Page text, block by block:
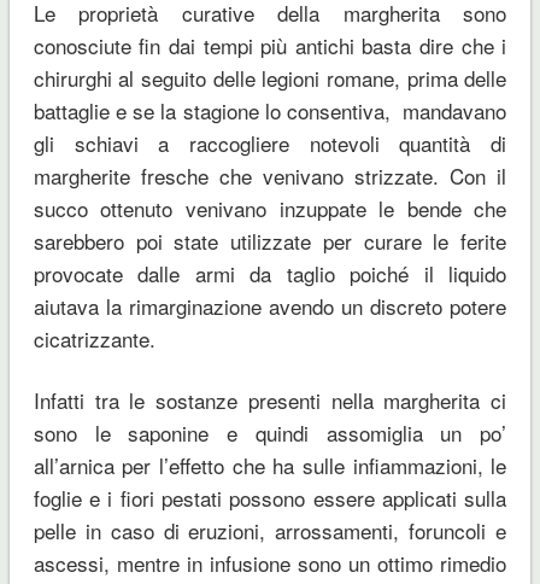
Le proprietà curative della margherita sono
conosciute fin dai tempi più antichi basta dire che i
chirurghi al seguito delle legioni romane, prima delle
battaglie e se la stagione lo consentiva, mandavano
gli schiavi a raccogliere notevoli quantità di
margherite fresche che venivano strizzate. Con il
succo ottenuto venivano inzuppate le bende che
sarebbero poi state utilizzate per curare le ferite
provocate dalle armi da taglio poiché il liquido
aiutava la rimarginazione avendo un discreto potere
cicatrizzante.
Infatti tra le sostanze presenti nella margherita ci
sono le saponine e quindi assomiglia un po’
all’arnica per l’effetto che ha sulle infiammazioni, le
foglie e i fiori pestati possono essere applicati sulla
pelle in caso di eruzioni, arrossamenti, foruncoli e
ascessi, mentre in infusione sono un ottimo rimedio